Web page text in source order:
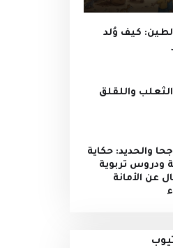
كيف وُلد
واللقلق
والحديد: حكاية
ودروس تربوية
عن الأمانة